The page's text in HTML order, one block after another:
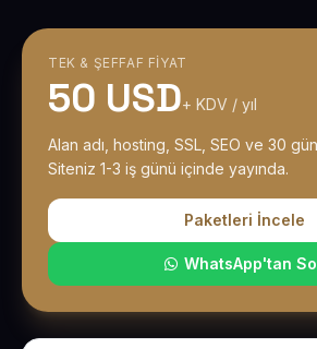
TEK & ŞEFFAF FIYAT
50 USD+ KDV / yıl
Alan adı, hosting, SSL, SEO ve 30
Siteniz 1-3 iş günü içinde yayında.
Paketleri İncele
WhatsApp'tan